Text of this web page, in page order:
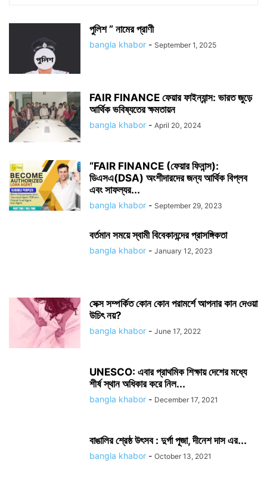
পুলিশ ” নামের প্রাণী
bangla khabor - September 1, 2025
FAIR FINANCE ফেয়ার ফাইন্যান্স: ভারত জুড়ে
আর্থিক ভবিষ্যতের ক্ষমতায়ন
bangla khabor - April 20, 2024
“FAIR FINANCE (ফেয়ার ফিনান্স):
ডিএসএ(DSA) অংশীদারদের জন্য আর্থিক বিপ্লব
এবং সাফল্যর...
bangla khabor - September 29, 2023
বর্তমান সময়ে স্বামী বিবেকানন্দের প্রাসঙ্গিকতা
bangla khabor - January 12, 2023
সেক্স সম্পর্কিত কোন কোন পরামর্শে আপনার কান দেওয়া
উচিৎ নয়?
bangla khabor - June 17, 2022
UNESCO: এবার প্রাথমিক শিক্ষায় দেশের মধ্যে
শীর্ষ স্থান অধিকার করে নিল...
bangla khabor - December 17, 2021
বাঙালির শ্রেষ্ঠ উৎসব : দুর্গা পূজা, দীনেশ দাস এর...
bangla khabor - October 13, 2021